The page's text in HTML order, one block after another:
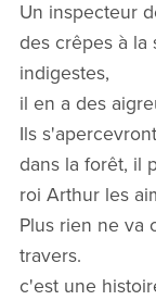
Un inspecteur
des crêpes à la
indigestes,
il en a des
Ils
dans la forêt, il
roi Arthur les
Plus rien ne va
travers.
c'est une